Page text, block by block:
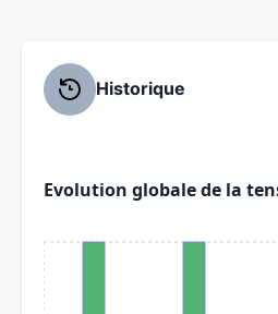
Historique
Evolution globale de la